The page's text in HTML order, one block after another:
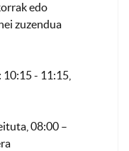
edo
zuzendua
- 11:15,
08:00 –